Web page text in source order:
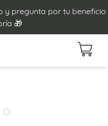
y pregunta por tu beneficio
🎁